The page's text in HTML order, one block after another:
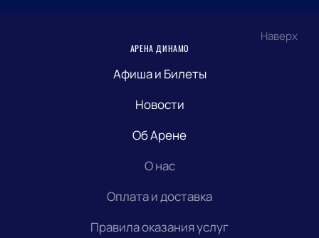
Наверх
АРЕНА ДИНАМО
Афиша и Билеты
Новости
Об Арене
О нас
Оплата и доставка
Правила оказания услуг